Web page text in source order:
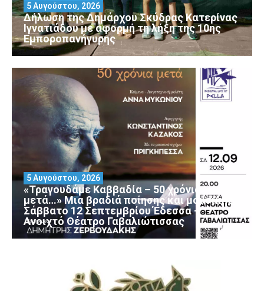
Δήλωση της Δημάρχου Σκύδρας Κατερίνας
Ιγνατιάδου με αφορμή τη λήξη της 10ης
Εμποροπανήγυρης
5 Αυγούστου, 2026
«Τραγουδάμε Καββαδία – 50 χρόνια
μετά…» Μια βραδιά ποίησης και μουσικής
Σάββατο 12 Σεπτεμβρίου Έδεσσα –
Ανοιχτό Θέατρο Γαβαλιώτισσας
5 Αυγούστου, 2026